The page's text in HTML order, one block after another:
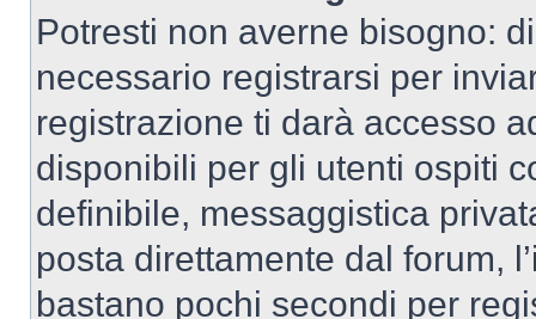
Potresti non averne bisogno:
necessario registrarsi per
registrazione ti darà accesso
disponibili per gli utenti ospiti
definibile, messaggistica
posta direttamente dal forum,
bastano pochi secondi per